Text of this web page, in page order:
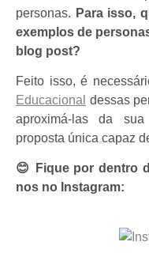
personas. Para isso,
exemplos de
blog post?
Feito isso, é
Educacional dessas
aproximá-las da
proposta única capaz
😊 Fique por dentro
nos no Instagram: